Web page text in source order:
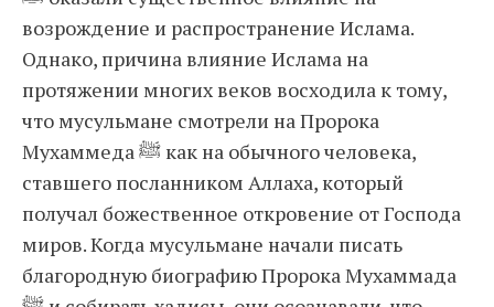
возрождение и распространение Ислама.
Однако, причина влияние Ислама на
протяжении многих веков восходила к тому,
что мусульмане смотрели на Пророка
Мухаммеда ﷺ как на обычного человека,
ставшего посланником Аллаха, который
получал божественное откровение от Господа
миров. Когда мусульмане начали писать
благородную биографию Пророка Мухаммада